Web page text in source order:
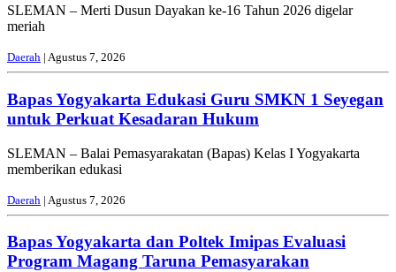
SLEMAN – Merti Dusun Dayakan ke-16 Tahun 2026 digelar
meriah
Daerah | Agustus 7, 2026
Bapas Yogyakarta Edukasi Guru SMKN 1 Seyegan
untuk Perkuat Kesadaran Hukum
SLEMAN – Balai Pemasyarakatan (Bapas) Kelas I Yogyakarta
memberikan edukasi
Daerah | Agustus 7, 2026
Bapas Yogyakarta dan Poltek Imipas Evaluasi
Program Magang Taruna Pemasyarakan